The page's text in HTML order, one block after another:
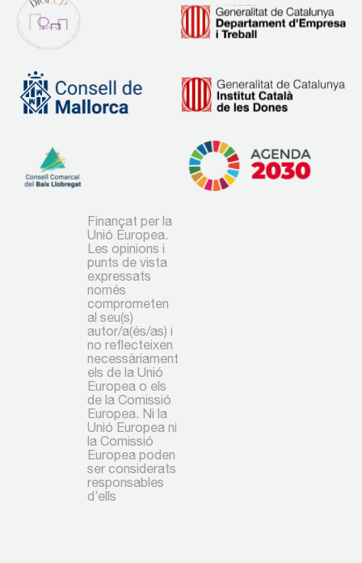
Finançat per la
Unió Europea.
Les opinions i
punts de vista
expressats
només
comprometen
al seu(s)
autor/a(és/as) i
no reflecteixen
necessàriament
els de la Unió
Europea o els
de la Comissió
Europea. Ni la
Unió Europea ni
la Comissió
Europea poden
ser considerats
responsables
d’ells